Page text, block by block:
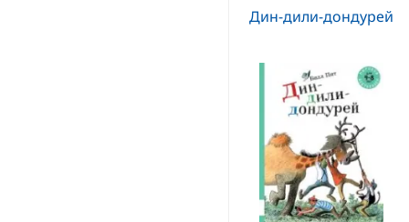
Дин-дили-дондурей